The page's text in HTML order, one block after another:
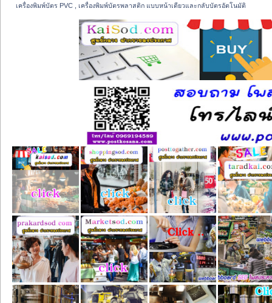
เครื่องพิมพ์บัตร PVC , เครื่องพิมพ์บัตรพลาสติก แบบหน้าเดียวและกลับบัตรอัตโนมัติ